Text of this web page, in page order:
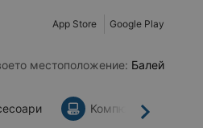
App Store Google Play
местоположение: Балей
Напред
Компютри и